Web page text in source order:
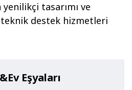
tasarımı ve
destek hizmetleri
Eşyaları